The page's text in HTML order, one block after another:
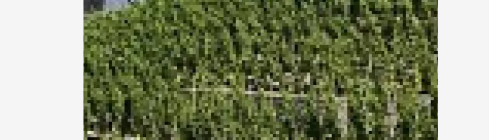
06 août 2026
Bio Musique de variété
Oenologie
Divers musique
Biérologie Estives
Les Apéros du Château de
Bastet
Sabran